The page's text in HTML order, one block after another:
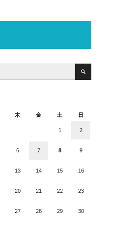
木 金 土 日
1 2
6 7 8 9
13 14 15 16
20 21 22 23
27 28 29 30